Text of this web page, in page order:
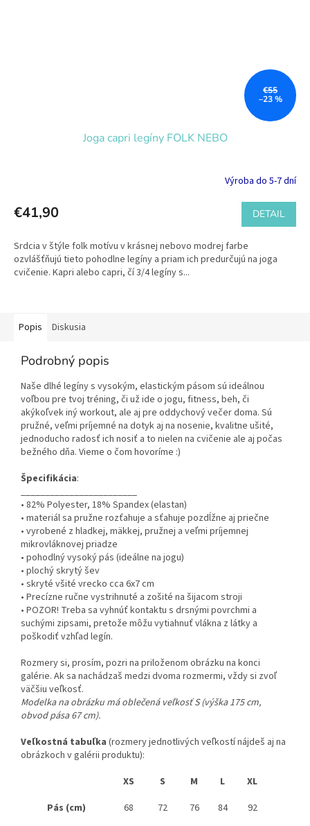
€55
–23 %
Joga capri legíny FOLK NEBO
Výroba do 5-7 dní
€41,90 DETAIL
Srdcia v štýle folk motívu v krásnej nebovo modrej farbe
ozvlášťňujú tieto pohodlne legíny a priam ich predurčujú na joga
cvičenie. Kapri alebo capri, čí 3/4 legíny s...
Popis Diskusia
Podrobný popis
Naše dlhé legíny s vysokým, elastickým pásom sú ideálnou
voľbou pre tvoj tréning, či už ide o jogu, fitness, beh, či
akýkoľvek iný workout, ale aj pre oddychový večer doma. Sú
pružné, veľmi príjemné na dotyk aj na nosenie, kvalitne ušité,
jednoducho radosť ich nosiť a to nielen na cvičenie ale aj počas
bežného dňa. Vieme o čom hovoríme :)
Špecifikácia:
• 82% Polyester, 18% Spandex (elastan)
• materiál sa pružne rozťahuje a sťahuje pozdĺžne aj priečne
• vyrobené z hladkej, mäkkej, pružnej a veľmi príjemnej
mikrovláknovej priadze
• pohodlný vysoký pás (ideálne na jogu)
• plochý skrytý šev
• skryté všité vrecko cca 6x7 cm
• Precízne ručne vystrihnuté a zošité na šijacom stroji
• POZOR! Treba sa vyhnúť kontaktu s drsnými povrchmi a
suchými zipsami, pretože môžu vytiahnuť vlákna z látky a
poškodiť vzhľad legín.
Rozmery si, prosím, pozri na priloženom obrázku na konci
galérie. Ak sa nachádzaš medzi dvoma rozmermi, vždy si zvoľ
väčšiu veľkosť.
Modelka na obrázku má oblečená veľkosťS (výška 175 cm,
obvod pása 67 cm).
Veľkostná tabuľka (rozmery jednotlivých veľkostí nájdeš aj na
obrázkoch v galérii produktu):
XS
S M L
XL
Pás (cm)
68 72 76 84
92